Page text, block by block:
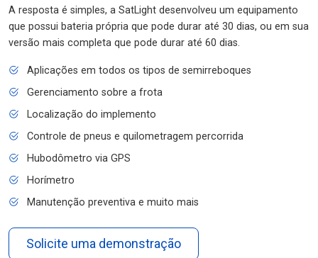
A resposta é simples, a SatLight desenvolveu um equipamento
que possui bateria própria que pode durar até 30 dias, ou em sua
versão mais completa que pode durar até 60 dias.
Aplicações em todos os tipos de semirreboques
Gerenciamento sobre a frota
Localização do implemento
Controle de pneus e quilometragem percorrida
Hubodômetro via GPS
Horímetro
Manutenção preventiva e muito mais
Solicite uma demonstração